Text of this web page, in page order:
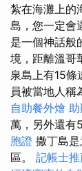
紮在海灘上的
島，您一定會
是一個神話般
境，距離溫哥
泉島上有15條
員被當地人稱
自助餐外燴 助
萬，另外還有
胞證 撒丁島
區。 記帳士